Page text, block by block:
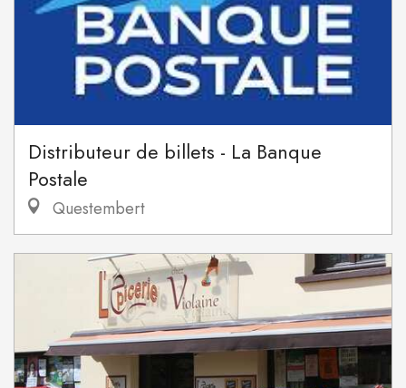
Distributeur de billets - La Banque
Postale
Questembert